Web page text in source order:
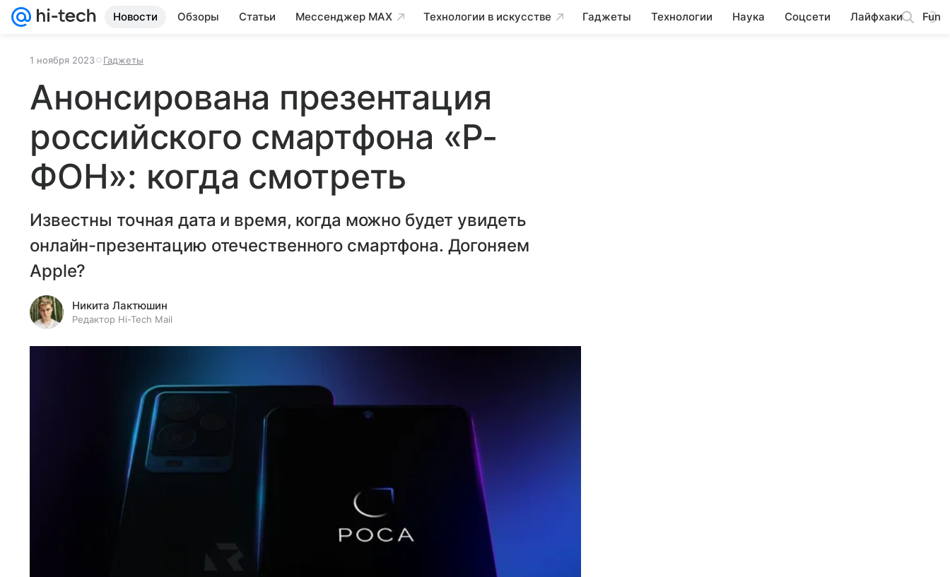
Новости Обзоры Статьи Мессенджер MAX Технологии в искусстве Гаджеты Технологии Наука Соцсети Лайфхаки Fun
1 ноября 2023 Гаджеты
Анонсирована презентация
российского смартфона «Р-
ФОН»: когда смотреть
Известны точная дата и время, когда можно будет увидеть
онлайн-презентацию отечественного смартфона. Догоняем
Apple?
Никита Лактюшин
Редактор Hi-Tech Mail